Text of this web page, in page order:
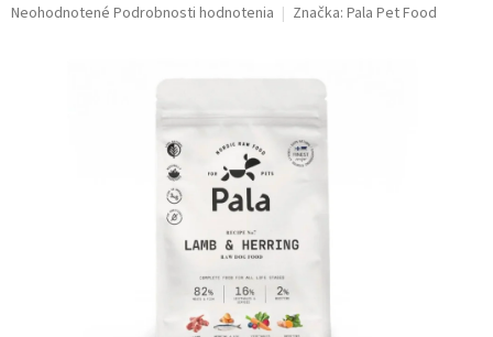
Priemerné
Neohodnotené Podrobnosti hodnotenia Značka: Pala Pet Food